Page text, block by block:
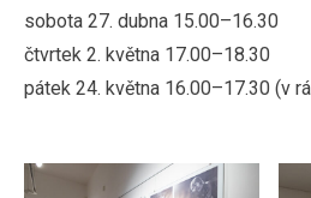
sobota 27. dubna 15.00–16.30
čtvrtek 2. května 17.00–18.30
pátek 24. května 16.00–17.30 (v